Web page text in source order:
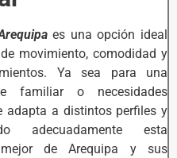
es una opción ideal
movimiento, comodidad y
Ya sea para una
familiar o necesidades
adapta a distintos perfiles y
adecuadamente esta
de Arequipa y sus